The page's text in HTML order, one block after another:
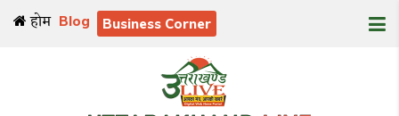
होम Blog Business Corner